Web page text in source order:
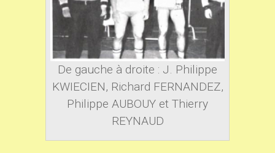
De gauche à droite : J. Philippe
KWIECIEN, Richard FERNANDEZ,
Philippe AUBOUY et Thierry
REYNAUD